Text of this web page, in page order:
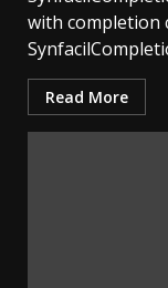
with completion
Read More